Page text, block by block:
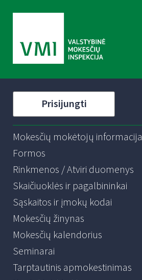
Prisijungti
Mokesčių mokėtojų informacija
Formos
Rinkmenos / Atviri duomenys
Skaičiuoklės ir pagalbininkai
Sąskaitos ir įmokų kodai
Mokesčių žinynas
Mokesčių kalendorius
Seminarai
Tarptautinis apmokestinimas